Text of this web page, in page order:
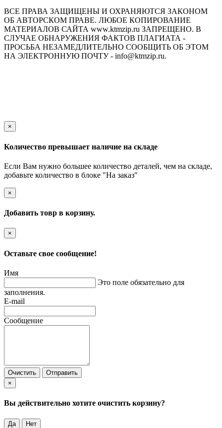
ВСЕ ПРАВА ЗАЩИЩЕНЫ И ОХРАНЯЮТСЯ ЗАКОНОМ
ОБ АВТОРСКОМ ПРАВЕ. ЛЮБОЕ КОПИРОВАНИЕ
МАТЕРИАЛОВ САЙТА www.ktmzip.ru ЗАПРЕЩЕНО. В
СЛУЧАЕ ОБНАРУЖЕНИЯ ФАКТОВ ПЛАГИАТА -
ПРОСЬБА НЕЗАМЕДЛИТЕЛЬНО СООБЩИТЬ ОБ ЭТОМ
НА ЭЛЕКТРОННУЮ ПОЧТУ - info@ktmzip.ru.
×
Количество превышает наличие на складе
Если Вам нужно большее количество деталей, чем на складе,
добавьте количество в блоке "На заказ"
×
Добавить товр в корзину.
×
Оставьте свое сообщение!
Имя
Это поле обязательно для
заполнения.
E-mail
Сообщение
Очистить
Отправить
×
Вы действительно хотите очистить корзину?
Да Нет